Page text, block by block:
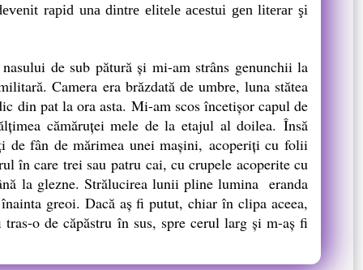
rapid una dintre elitele acestui gen literar şi
de sub pătură şi mi-am strâns genunchii la
Camera era brăzdată de umbre, luna stătea
din pat la ora asta. Mi-am scos încetişor capul de
cămăruţei mele de la etajul al doilea. Însă
de fân de mărimea unei maşini, acoperiţi cu folii
în care trei sau patru cai, cu crupele acoperite cu
la glezne. Strălucirea lunii pline lumina eranda
greoi. Dacă aş fi putut, chiar în clipa aceea,
o de căpăstru în sus, spre cerul larg şi m-aş fi